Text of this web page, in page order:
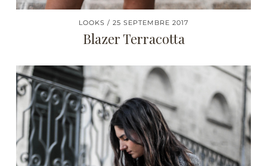
LOOKS 25 SEPTEMBRE 2017
Blazer Terracotta